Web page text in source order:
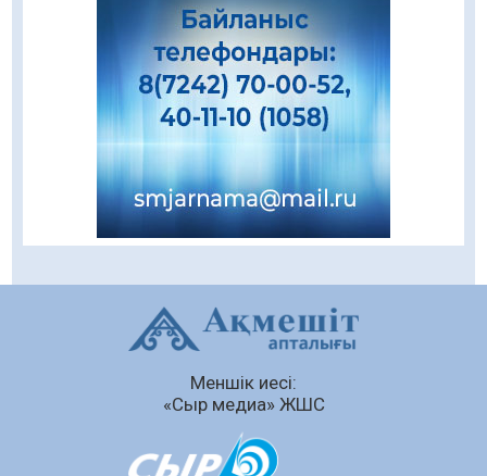
Даналықтың шырағданы, ой-сананың
шамшырағы
08.08.2026
Кенеге қарсы залалсыздандыру жұмыстары
жүргізілуде
07.08.2026
Сыбайлас жемқорлық
Аумақтан тыс соттылық – сот төрелігінің
ашықтығы мен қолжетімділігін арттыру
Меншік иесі:
«Сыр медиа» ЖШС